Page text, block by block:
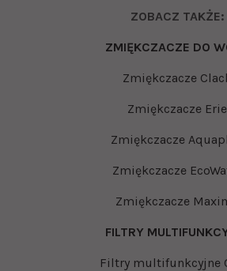
ZOBACZ TAKŻE:
ZMIĘKCZACZE DO
Zmiękczacze
Zmiękczacze Erie
Zmiękczacze
Zmiękczacze
Zmiękczacze
FILTRY
Filtry multifunkcyjne